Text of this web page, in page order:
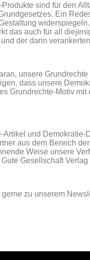
sind für den
Ein
das auch für all
der darin
unsere
dass unsere
Grundrechte-Motiv
Artikel und
aus dem Bereich
Weise unsere
Gesellschaft
zu unserem